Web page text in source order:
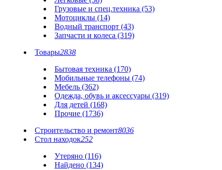
Грузовые и спец.техника (53)
Мотоциклы (14)
Водный транспорт (43)
Запчасти и колеса (319)
Товары2838
Бытовая техника (170)
Мобильные телефоны (74)
Мебель (362)
Одежда, обувь и аксессуары (319)
Для детей (168)
Прочие (1736)
Строительство и ремонт8036
Стол находок252
Утеряно (116)
Найдено (134)